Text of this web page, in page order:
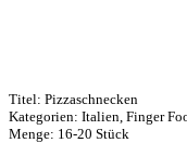
Titel: Pizzaschnecken
Kategorien: Italien, Finger
Menge: 16-20 Stück